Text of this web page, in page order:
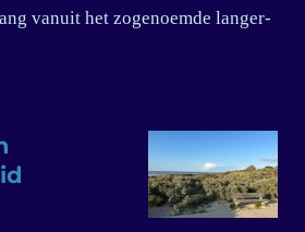
vanuit het zogenoemde langer-